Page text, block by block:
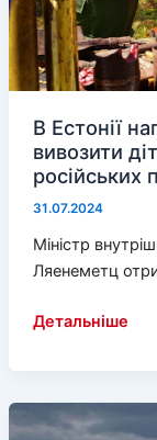
В Естонії
вивозити
російських
31.07.2024
Міністр
Ляенеметц
В
не
рекомендують
Детальніше